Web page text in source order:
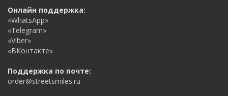
Онлайн поддержка:
«WhatsApp»
«Telegram»
«Viber»
«ВКонтакте»
Поддержка по почте:
order@streetsmiles.ru